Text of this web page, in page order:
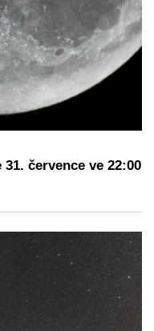
července ve 22:00